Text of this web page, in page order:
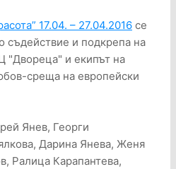
17.04. – 27.04.2016 се
съдействие и подкрепа на
и екипът на
среща на европейски
Янев, Георги
Дарина Янева, Женя
Ралица Карапантева,